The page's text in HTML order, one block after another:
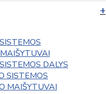
DALYS
SISTEMOS
MAIŠYTUVAI